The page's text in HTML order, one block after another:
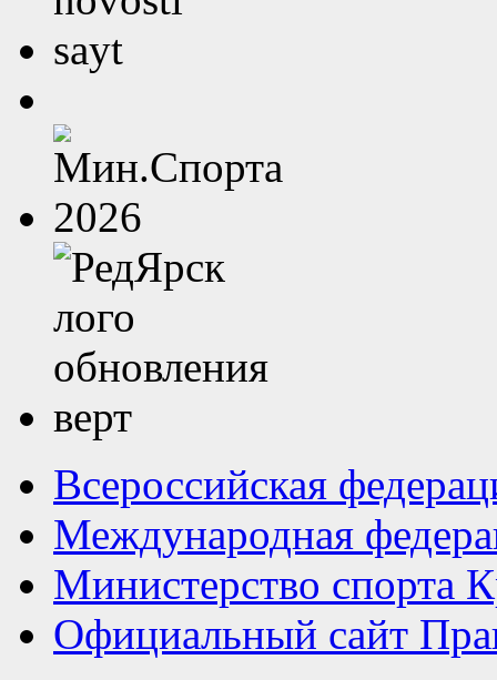
Всероссийская
Международная
Министерство спорта
Официальный сайт